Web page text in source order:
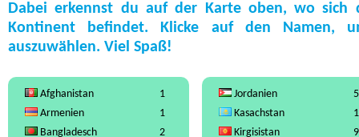
Dabei erkennst du auf der Karte oben, wo sich
Kontinent befindet. Klicke auf den Namen,
auszuwählen. Viel Spaß!
Afghanistan
1
Armenien
1
Bangladesch
2
Jordanien
5
Kasachstan
1
Kirgisistan
9